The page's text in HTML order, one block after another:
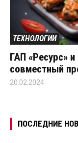
ТЕХНОЛОГИИ
ГАП «Ресурс»
совместный
20.02.2024
ПОСЛЕДНИЕ